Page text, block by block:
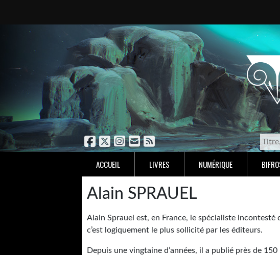
ACCUEIL LIVRES NUMÉRIQUE
Alain SPRAUEL
Alain Sprauel est, en France, le spécialiste
c’est logiquement le plus sollicité par les éditeurs.
Depuis une vingtaine d’années, il a publié près de